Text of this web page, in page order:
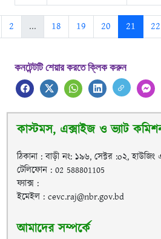
2 ... 18 19 20 21 22
কনটেন্টটি শেয়ার করতে ক্লিক করুন
কাস্টমস, এক্সাইজ ও ভ্যাট
ঠিকানা : বাড়ী নং: ১৯৬, সেক্টর :o২,
টেলিফোন : 02 588801105
ফ্যাক্স :
ইমেইল : cevc.raj@nbr.gov.bd
আমাদের সম্পর্কে